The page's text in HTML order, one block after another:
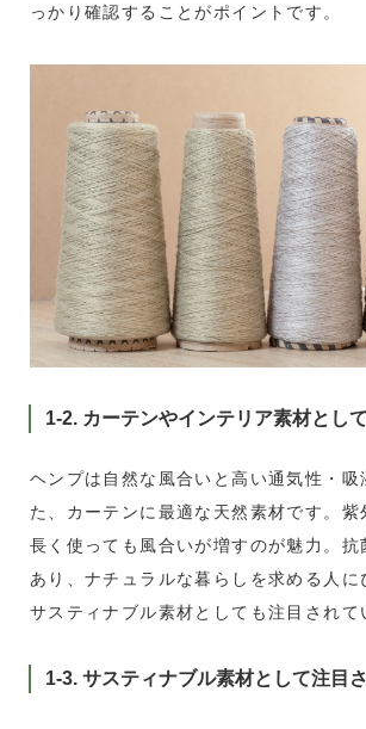
っかり確認することがポイントです。
1-2. カーテンやインテリア素材とし
ヘンプは自然な風合いと高い通気性・吸
た、カーテンに最適な天然素材です。紫
長く使っても風合いが増すのが魅力。抗
あり、ナチュラルな暮らしを求める人に
サスティナブル素材としても注目されて
1-3. サスティナブル素材として注目